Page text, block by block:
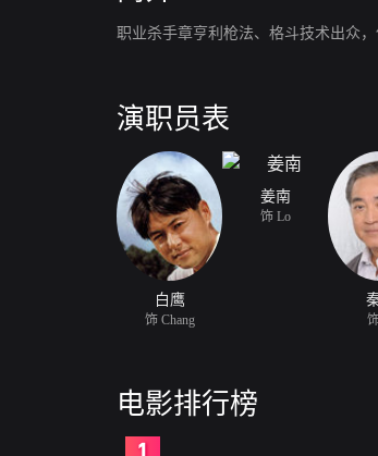
职业杀手章亨利枪法、格斗技术出众
演职员表
白鹰
饰 Chang
姜南
饰 Lo
电影排行榜